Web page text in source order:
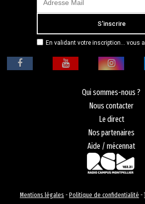
En validant votre inscription... vous
adresse email dans le but de vous
mensuellement sa lettre
politique de confidentialité.
Qui sommes-nous ?
Nous contacter
Le direct
Nos partenaires
Aide / mécennat
Mentions légales - Politique de confidentialité -